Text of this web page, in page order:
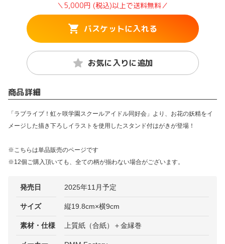
＼5,000円 (税込)以上で送料無料／
バスケットに入れる
お気に入りに追加
商品詳細
「ラブライブ！虹ヶ咲学園スクールアイドル同好会」より、お花の妖精をイ
メージした描き下ろしイラストを使用したスタンド付はがきが登場！
※こちらは単品販売のページです
※12個ご購入頂いても、全ての柄が揃わない場合がございます。
発売日 2025年11月予定
サイズ 縦19.8cm×横9cm
素材・仕様 上質紙（合紙）＋金縁巻